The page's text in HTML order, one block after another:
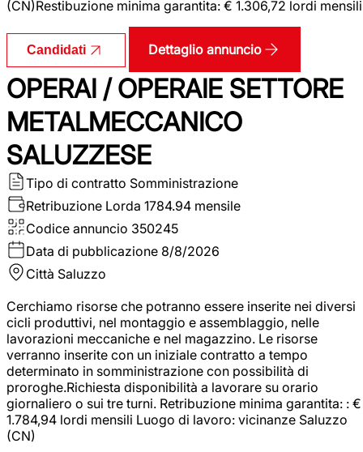
(CN)Restibuzione minima garantita: € 1.306,72 lordi mensili
Candidati Dettaglio annuncio
OPERAI / OPERAIE SETTORE
METALMECCANICO
SALUZZESE
Tipo di contratto Somministrazione
Retribuzione Lorda 1784.94 mensile
Codice annuncio 350245
Data di pubblicazione 8/8/2026
Città Saluzzo
Cerchiamo risorse che potranno essere inserite nei diversi
cicli produttivi, nel montaggio e assemblaggio, nelle
lavorazioni meccaniche e nel magazzino. Le risorse
verranno inserite con un iniziale contratto a tempo
determinato in somministrazione con possibilità di
proroghe.Richiesta disponibilità a lavorare su orario
giornaliero o sui tre turni. Retribuzione minima garantita: : €
1.784,94 lordi mensili Luogo di lavoro: vicinanze Saluzzo
(CN)